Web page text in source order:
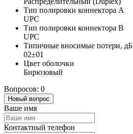
Тип полировки коннектора A
UPC
Тип полировки коннектора B
UPC
Типичные вносимые потери, дБ
02±01
Цвет оболочки
Бирюзовый
Вопросов: 0
Новый вопрос
Ваше имя
Контактный телефон